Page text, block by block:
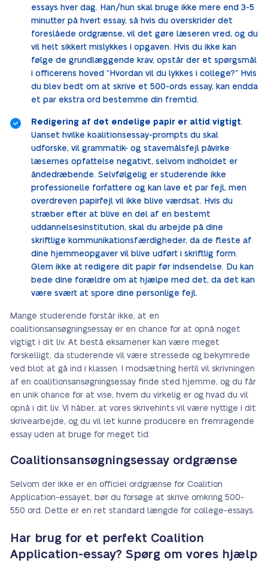
essays hver dag. Han/hun skal bruge ikke mere end 3-5
minutter på hvert essay, så hvis du overskrider det
foreslåede ordgrænse, vil det gøre læseren vred, og du
vil helt sikkert mislykkes i opgaven. Hvis du ikke kan
følge de grundlæggende krav, opstår der et spørgsmål
i officerens hoved “Hvordan vil du lykkes i college?” Hvis
du blev bedt om at skrive et 500-ords essay, kan endda
et par ekstra ord bestemme din fremtid.
Redigering af det endelige papir er altid vigtigt.
Uanset hvilke koalitionsessay-prompts du skal
udforske, vil grammatik- og stavemålsfejl påvirke
læsernes opfattelse negativt, selvom indholdet er
åndedræbende. Selvfølgelig er studerende ikke
professionelle forfattere og kan lave et par fejl, men
overdreven papirfejl vil ikke blive værdsat. Hvis du
stræber efter at blive en del af en bestemt
uddannelsesinstitution, skal du arbejde på dine
skriftlige kommunikationsfærdigheder, da de fleste af
dine hjemmeopgaver vil blive udført i skriftlig form.
Glem ikke at redigere dit papir før indsendelse. Du kan
bede dine forældre om at hjælpe med det, da det kan
være svært at spore dine personlige fejl.
Mange studerende forstår ikke, at en
coalitionsansøgningsessay er en chance for at opnå noget
vigtigt i dit liv. At bestå eksamener kan være meget
forskelligt, da studerende vil være stressede og bekymrede
ved blot at gå ind i klassen. I modsætning hertil vil skrivningen
af en coalitionsansøgningsessay finde sted hjemme, og du får
en unik chance for at vise, hvem du virkelig er og hvad du vil
opnå i dit liv. Vi håber, at vores skrivehints vil være nyttige i dit
skrivearbejde, og du vil let kunne producere en fremragende
essay uden at bruge for meget tid.
Coalitionsansøgningsessay ordgrænse
Selvom der ikke er en officiel ordgrænse for Coalition
Application-essayet, bør du forsøge at skrive omkring 500-
550 ord. Dette er en ret standard længde for college-essays.
Har brug for et perfekt Coalition
Application-essay? Spørg om vores hjælp